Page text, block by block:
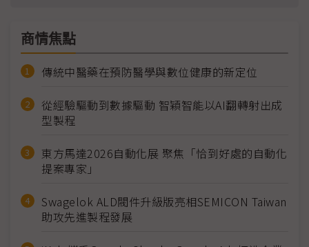
商情焦點
傳統中醫藥在預防醫學與數位健康的新定位
從經驗驅動到數據驅動 智穎智能以AI翻轉射出成
型製程
東方馬達2026自動化展 聚焦「恰到好處的自動化
提案專家」
Swagelok ALD閥件升級版亮相SEMICON Taiwan
助攻先進製程發展